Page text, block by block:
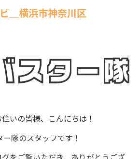
＿横浜市神奈川区
いの皆様、こんにちは！
隊のスタッフです！